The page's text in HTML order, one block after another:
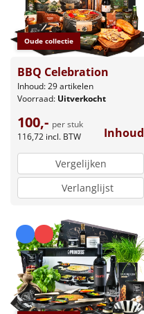
Oude collectie
BBQ Celebration
Inhoud: 29 artikelen
Voorraad: Uitverkocht
100,- per stuk
116,72 incl. BTW Inhoud
Vergelijken
Verlanglijst